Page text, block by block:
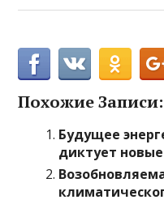
Похожие Записи:
Будущее
диктует